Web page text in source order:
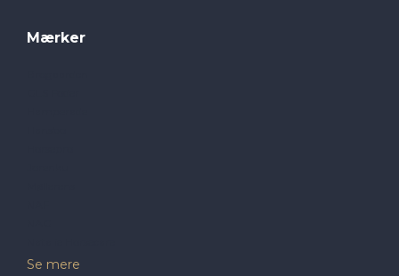
Mærker
Se mere